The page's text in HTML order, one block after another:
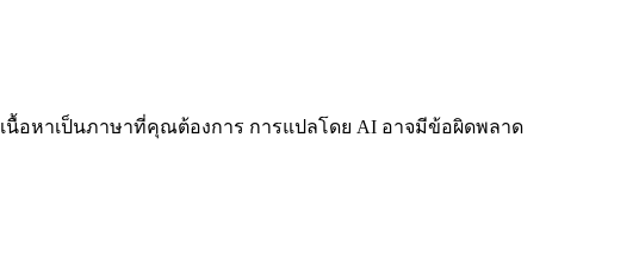
เนื้อหาเป็นภาษาที่คุณต้องการ การแปลโดย AI อาจมีข้อผิดพลาด